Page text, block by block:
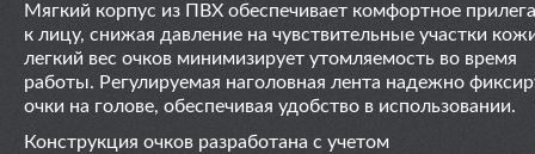
Мягкий корпус из ПВХ обеспечивает комфортное
к лицу, снижая давление на чувствительные участки
легкий вес очков минимизирует утомляемость во время
работы. Регулируемая наголовная лента надежно
очки на голове, обеспечивая удобство в использовании.
Конструкция очков разработана с учетом